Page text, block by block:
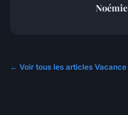
Noémie
← Voir tous les articles Vacance